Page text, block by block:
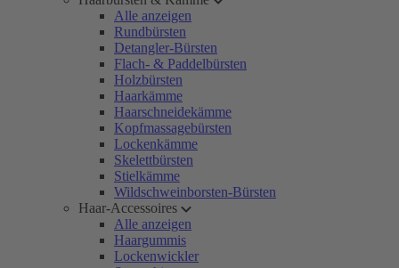
Alle anzeigen
Rundbürsten
Detangler-Bürsten
Flach- & Paddelbürsten
Holzbürsten
Haarkämme
Haarschneidekämme
Kopfmassagebürsten
Lockenkämme
Skelettbürsten
Stielkämme
Wildschweinborsten-Bürsten
Haar-Accessoires
Alle anzeigen
Haargummis
Lockenwickler